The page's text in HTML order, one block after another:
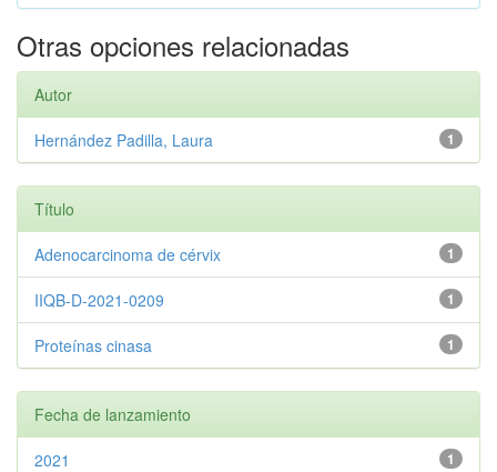
Otras opciones relacionadas
Autor
1
Hernández Padilla, Laura
Título
1
Adenocarcinoma de cérvix
1
IIQB-D-2021-0209
1
Proteínas cinasa
Fecha de lanzamiento
1
2021